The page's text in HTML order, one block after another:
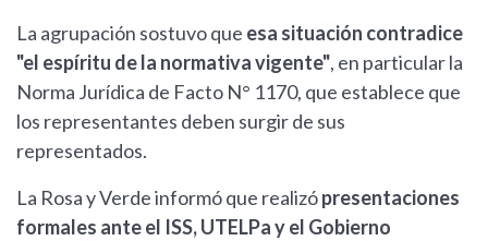
La agrupación sostuvo que esa situación contradice
"el espíritu de la normativa vigente", en particular la
Norma Jurídica de Facto N° 1170, que establece que
los representantes deben surgir de sus
representados.
La Rosa y Verde informó que realizópresentaciones
formales ante el ISS, UTELPa y el Gobierno